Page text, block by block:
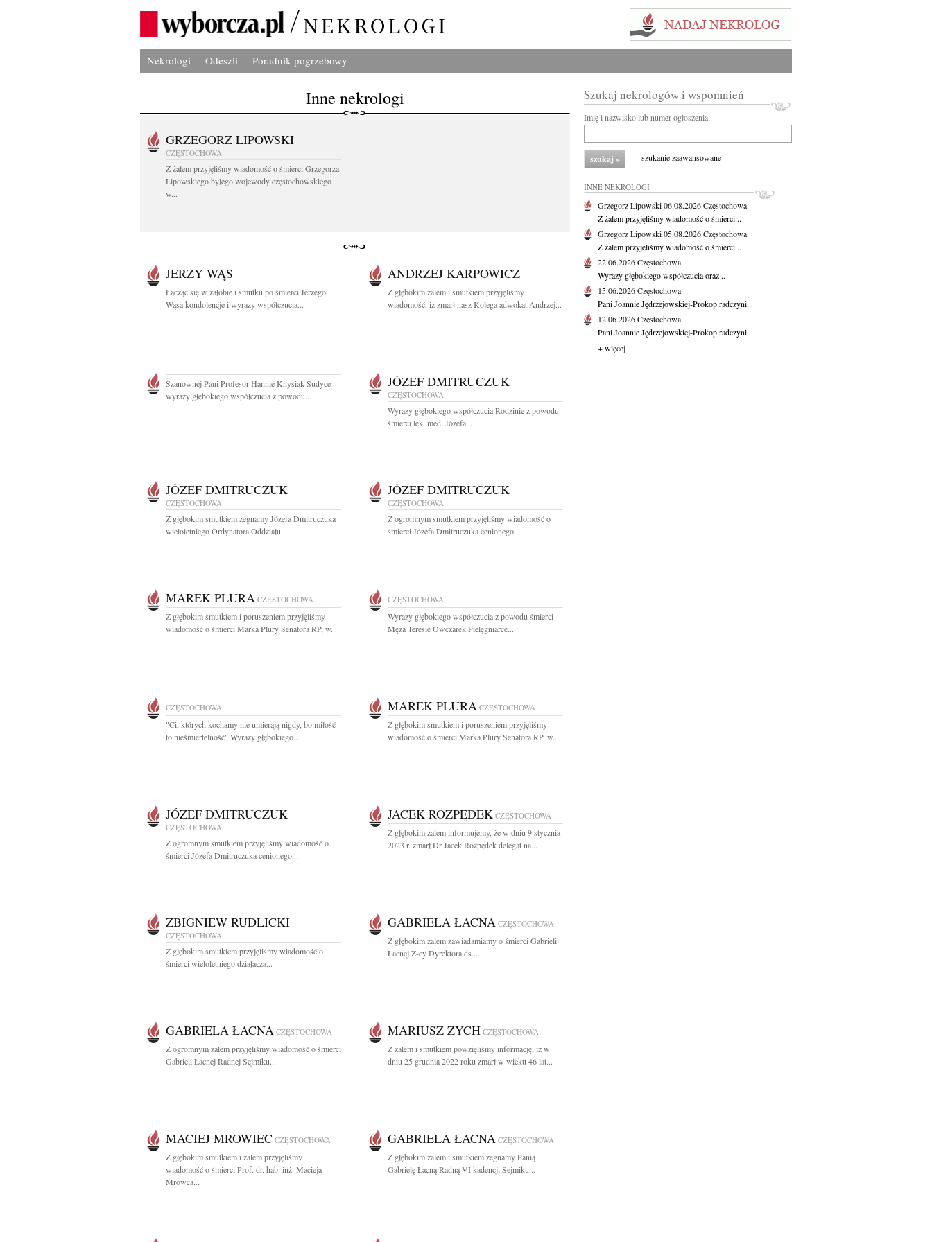
Nekrologi Odeszli Poradnik pogrzebowy
Inne nekrologi
GRZEGORZ LIPOWSKI
CZĘSTOCHOWA
Z żalem przyjęliśmy wiadomość o śmierci Grzegorza
Lipowskiego byłego wojewody częstochowskiego
w...
JERZY WĄS
Łącząc się w żałobie i smutku po śmierci Jerzego
Wąsa kondolencje i wyrazy współczucia...
ANDRZEJ KARPOWICZ
Z głębokim żalem i smutkiem przyjęliśmy
wiadomość, iż zmarł nasz Kolega adwokat Andrzej...
Szanownej Pani Profesor Hannie Knysiak-Sudyce
wyrazy głębokiego współczucia z powodu...
JÓZEF DMITRUCZUK
CZĘSTOCHOWA
Wyrazy głębokiego współczucia Rodzinie z powodu
śmierci lek. med. Józefa...
JÓZEF DMITRUCZUK
CZĘSTOCHOWA
Z głębokim smutkiem żegnamy Józefa Dmitruczuka
wieloletniego Ordynatora Oddziału...
JÓZEF DMITRUCZUK
CZĘSTOCHOWA
Z ogromnym smutkiem przyjęliśmy wiadomość o
śmierci Józefa Dmitruczuka cenionego...
MAREK PLURA CZĘSTOCHOWA
Z głębokim smutkiem i poruszeniem przyjęliśmy
wiadomość o śmierci Marka Plury Senatora RP, w...
CZĘSTOCHOWA
Wyrazy głębokiego współczucia z powodu śmierci
Męża Teresie Owczarek Pielęgniarce...
CZĘSTOCHOWA
"Ci, których kochamy nie umierają nigdy, bo miłość
to nieśmiertelność" Wyrazy głębokiego...
MAREK PLURA CZĘSTOCHOWA
Z głębokim smutkiem i poruszeniem przyjęliśmy
wiadomość o śmierci Marka Plury Senatora RP, w...
JÓZEF DMITRUCZUK
CZĘSTOCHOWA
Z ogromnym smutkiem przyjęliśmy wiadomość o
śmierci Józefa Dmitruczuka cenionego...
JACEK ROZPĘDEK CZĘSTOCHOWA
Z głębokim żalem informujemy, że w dniu 9 stycznia
2023 r. zmarł Dr Jacek Rozpędek delegat na...
ZBIGNIEW RUDLICKI
CZĘSTOCHOWA
Z głębokim smutkiem przyjęliśmy wiadomość o
śmierci wieloletniego działacza...
GABRIELA ŁACNA CZĘSTOCHOWA
Z głębokim żalem zawiadamiamy o śmierci Gabrieli
Łacnej Z-cy Dyrektora ds....
GABRIELA ŁACNA CZĘSTOCHOWA
Z ogromnym żalem przyjęliśmy wiadomość o śmierci
Gabrieli Łacnej Radnej Sejmiku...
MARIUSZ ZYCH CZĘSTOCHOWA
Z żalem i smutkiem powzięliśmy informację, iż w
dniu 25 grudnia 2022 roku zmarł w wieku 46 lat...
MACIEJ MROWIEC CZĘSTOCHOWA
Z głębokim smutkiem i żalem przyjęliśmy
wiadomość o śmierci Prof. dr. hab. inż. Macieja
Mrowca...
GABRIELA ŁACNA CZĘSTOCHOWA
Z głębokim żalem i smutkiem żegnamy Panią
Gabrielę Łacną Radną VI kadencji Sejmiku...
Szukaj nekrologów i wspomnień
Imię i nazwisko lub numer ogłoszenia:
+ szukanie zaawansowane
INNE NEKROLOGI
Grzegorz Lipowski06.08.2026Częstochowa
Z żalem przyjęliśmy wiadomość o śmierci...
Grzegorz Lipowski05.08.2026Częstochowa
Z żalem przyjęliśmy wiadomość o śmierci...
22.06.2026Częstochowa
Wyrazy głębokiego współczucia oraz...
15.06.2026Częstochowa
Pani Joannie Jędrzejowskiej-Prokop radczyni...
12.06.2026Częstochowa
Pani Joannie Jędrzejowskiej-Prokop radczyni...
+ więcej